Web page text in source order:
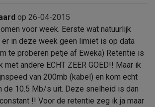
op 26-04-2015
voor week. Eerste wat natuurlijk
in deze week geen limiet is op data
te proberen petje af Eweka) Retentie is
met andere ECHT ZEER GOED!! Maar ik
van 200mb (kabel) en kom echt
de 10.5 Mb/s uit. Deze snelheid is dan
!! Voor de retentie zeg ik ja maar